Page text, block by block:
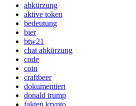
abkürzung
aktive token
bedeutung
bier
btw21
chat abkürzung
code
coin
craftbeer
dokumentiert
donald trump
fakten krypto